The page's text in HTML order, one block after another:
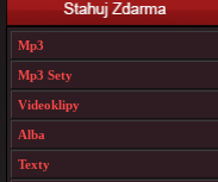
Mp3
Mp3 Sety
Videoklipy
Alba
Texty